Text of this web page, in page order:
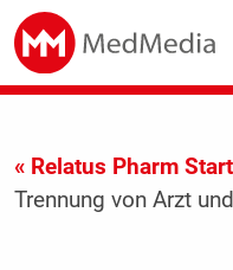
« Relatus Pharm
Trennung von Arzt